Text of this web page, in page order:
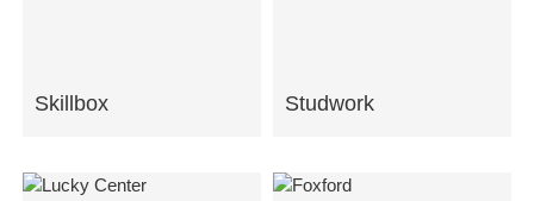
Skillbox Studwork